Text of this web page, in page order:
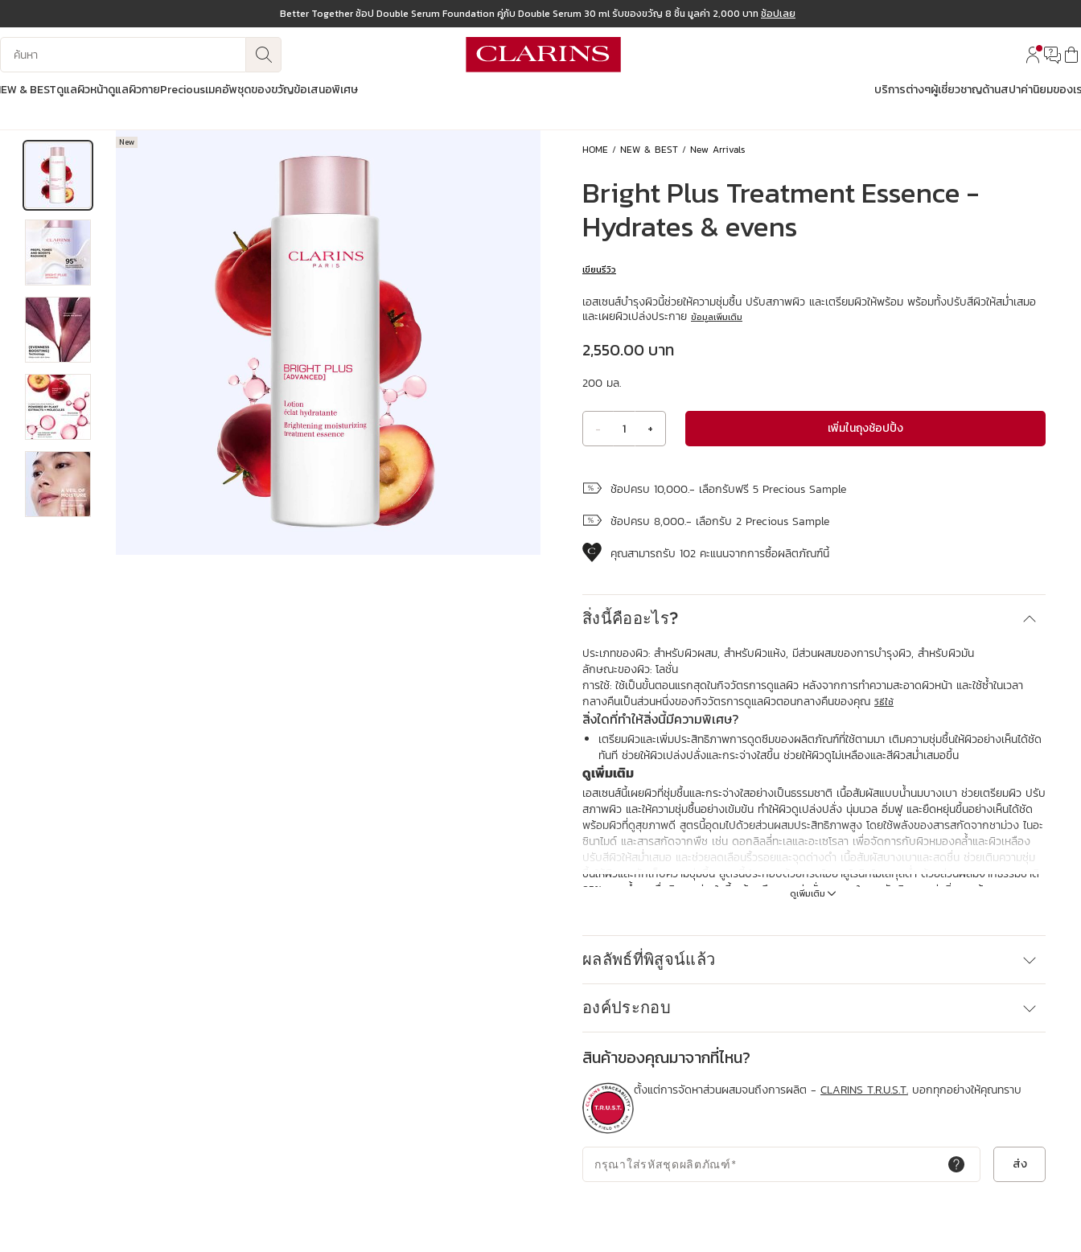
ข้ามไปยังเนื้อหา
Better Together ช้อป Double Serum Foundation คู่กับ Double Serum 30 ml รับของขวัญ 8 ชิ้น มูลค่า 2,000 บาท ช้อปเลย
บันทึกข้อมูลค้นหา
& BESTดูแลผิวหน้าดูแลผิวกายPreciousเมคอัพชุดของขวัญข้อเสนอพิเศษ บริการต่างๆผู้เชี่ยวชาญด้านสปาค่านิยมของเ
New
HOME NEW & BEST New Arrivals
Bright Plus Treatment Essence -
Hydrates & evens
เขียนรีวิว
เอสเซนส์บำรุงผิวนี้ช่วยให้ความชุ่มชื้น ปรับสภาพผิว และเตรียมผิวให้พร้อม พร้อมทั้งปรับสีผิวให้สม่ำเสมอ
และเผยผิวเปล่งประกาย ข้อมูลเพิ่มเติม
ราคาปัจจุบัน 2,550.00 บาท
2,550.00 บาท
200 มล.
- 1 + เพิ่มในถุงช้อปปิ้ง
ช้อปครบ 10,000.- เลือกรับฟรี 5 Precious Sample
ช้อปครบ 8,000.- เลือกรับ 2 Precious Sample
คุณสามารถรับ 102 คะแนนจากการซื้อผลิตภัณฑ์นี้
สิ่งนี้คืออะไร?
ดูเพิ่มเติม
ประเภทของผิว: สำหรับผิวผสม, สำหรับผิวแห้ง, มีส่วนผสมของการบำรุงผิว, สำหรับผิวมัน
ลักษณะของผิว: โลชั่น
การใช้: ใช้เป็นขั้นตอนแรกสุดในกิจวัตรการดูแลผิว หลังจากการทำความสะอาดผิวหน้า และใช้ซ้ำในเวลา
กลางคืนเป็นส่วนหนึ่งของกิจวัตรการดูแลผิวตอนกลางคืนของคุณ วิธีใช้
สิ่งใดที่ทำให้สิ่งนี้มีความพิเศษ?
เตรียมผิวและเพิ่มประสิทธิภาพการดูดซึมของผลิตภัณฑ์ที่ใช้ตามมา เติมความชุ่มชื้นให้ผิวอย่างเห็นได้ชัด
ทันที ช่วยให้ผิวเปล่งปลั่งและกระจ่างใสขึ้น ช่วยให้ผิวดูไม่เหลืองและสีผิวสม่ำเสมอขึ้น
ดูเพิ่มเติม
เอสเซนส์นี้เผยผิวที่ชุ่มชื้นและกระจ่างใสอย่างเป็นธรรมชาติ เนื้อสัมผัสแบบน้ำนมบางเบา ช่วยเตรียมผิว ปรับ
สภาพผิว และให้ความชุ่มชื้นอย่างเข้มข้น ทำให้ผิวดูเปล่งปลั่ง นุ่มนวล อิ่มฟู และยืดหยุ่นขึ้นอย่างเห็นได้ชัด
พร้อมผิวที่ดูสุขภาพดี สูตรนี้อุดมไปด้วยส่วนผสมประสิทธิภาพสูง โดยใช้พลังของสารสกัดจากชาม่วง ไนอะ
ซินาไมด์ และสารสกัดจากพืช เช่น ดอกลิลลี่ทะเลและอะเซโรลา เพื่อจัดการกับผิวหมองคล้ำและผิวเหลือง
ปรับสีผิวให้สม่ำเสมอ และช่วยลดเลือนริ้วรอยและจุดด่างดำ เนื้อสัมผัสบางเบาและสดชื่น ช่วยเติมความชุ่ม
ชื้นให้ผิวและกักเก็บความชุ่มชื้น สูตรนี้ประกอบด้วยกรดไฮยาลูโรนิกโมเลกุลต่ำ ด้วยส่วนผสมจากธรรมชาติ
95% สูตรน้ำนมเพื่อผิวกระจ่างใสนี้สะท้อนถึงความมุ่งมั่นของเราในการรับผิดชอบต่อสิ่งแวดล้อม เหมาะ
สีผิวให้สม่ำเสมอยิ่งขึ้น
เอสเซนส์นี้ผสานสารสกัดจากพืชทรงประสิทธิภาพของ Clarins, ไนอะซินาไมด์ และกรดไฮยาลูรอนิก เพื่อผิว
ที่กระจ่างใสและชุ่มชื้นอย่างทั่วถึง
ผลลัพธ์ที่พิสูจน์แล้ว
องค์ประกอบ
สินค้าของคุณมาจากที่ไหน?
ตั้งแต่การจัดหาส่วนผสมจนถึงการผลิต - CLARINS T.R.U.S.T. บอกทุกอย่างให้คุณทราบ
กรุณาใส่รหัสชุดผลิตภัณฑ์* ส่ง